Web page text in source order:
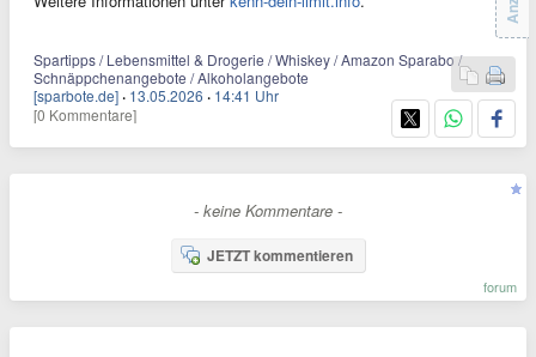
Spartipps / Lebensmittel & Drogerie / Whiskey / Amazon Sparabo /
Schnäppchenangebote / Alkoholangebote
[sparbote.de] · 13.05.2026 · 14:41 Uhr
[0 Kommentare]
- keine Kommentare -
JETZT kommentieren
forum